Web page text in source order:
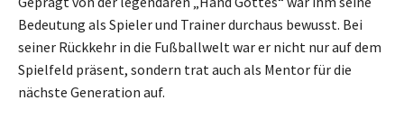
Bedeutung als Spieler und Trainer durchaus bewusst. Bei
seiner Rückkehr in die Fußballwelt war er nicht nur auf dem
Spielfeld präsent, sondern trat auch als Mentor für die
nächste Generation auf.